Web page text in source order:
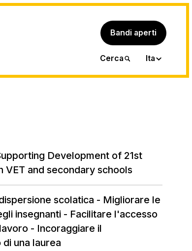
Bandi aperti
Cerca ItaEng
Development of 21st
VET and secondary schools
scolatica - Migliorare le
insegnanti - Facilitare l'accesso
- Incoraggiare il
una laurea